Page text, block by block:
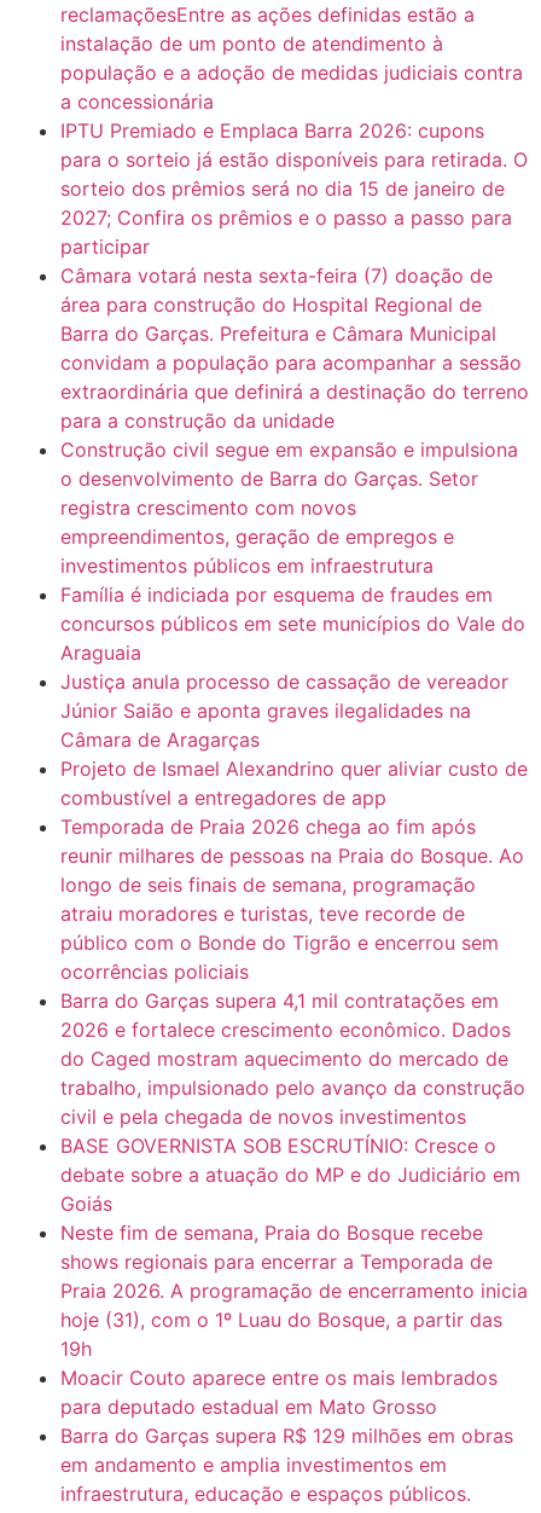
reclamaçõesEntre as ações definidas estão a
instalação de um ponto de atendimento à
população e a adoção de medidas judiciais contra
a concessionária
IPTU Premiado e Emplaca Barra 2026: cupons
para o sorteio já estão disponíveis para retirada. O
sorteio dos prêmios será no dia 15 de janeiro de
2027; Confira os prêmios e o passo a passo para
participar
Câmara votará nesta sexta-feira (7) doação de
área para construção do Hospital Regional de
Barra do Garças. Prefeitura e Câmara Municipal
convidam a população para acompanhar a sessão
extraordinária que definirá a destinação do terreno
para a construção da unidade
Construção civil segue em expansão e impulsiona
o desenvolvimento de Barra do Garças. Setor
registra crescimento com novos
empreendimentos, geração de empregos e
investimentos públicos em infraestrutura
Família é indiciada por esquema de fraudes em
concursos públicos em sete municípios do Vale do
Araguaia
Justiça anula processo de cassação de vereador
Júnior Saião e aponta graves ilegalidades na
Câmara de Aragarças
Projeto de Ismael Alexandrino quer aliviar custo de
combustível a entregadores de app
Temporada de Praia 2026 chega ao fim após
reunir milhares de pessoas na Praia do Bosque. Ao
longo de seis finais de semana, programação
atraiu moradores e turistas, teve recorde de
público com o Bonde do Tigrão e encerrou sem
ocorrências policiais
Barra do Garças supera 4,1 mil contratações em
2026 e fortalece crescimento econômico. Dados
do Caged mostram aquecimento do mercado de
trabalho, impulsionado pelo avanço da construção
civil e pela chegada de novos investimentos
BASE GOVERNISTA SOB ESCRUTÍNIO: Cresce o
debate sobre a atuação do MP e do Judiciário em
Goiás
Neste fim de semana, Praia do Bosque recebe
shows regionais para encerrar a Temporada de
Praia 2026. A programação de encerramento inicia
hoje (31), com o 1º Luau do Bosque, a partir das
19h
Moacir Couto aparece entre os mais lembrados
para deputado estadual em Mato Grosso
Barra do Garças supera R$ 129 milhões em obras
em andamento e amplia investimentos em
infraestrutura, educação e espaços públicos.